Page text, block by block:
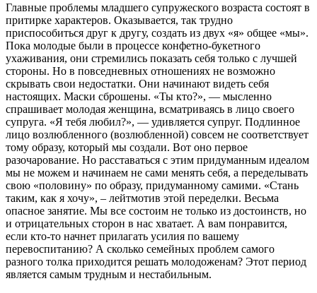
Главные проблемы младшего супружеского возраста состоят в
притирке характеров. Оказывается, так трудно
приспособиться друг к другу, создать из двух «я» общее «мы».
Пока молодые были в процессе конфетно-букетного
ухаживания, они стремились показать себя только с лучшей
стороны. Но в повседневных отношениях не возможно
скрывать свои недостатки. Они начинают видеть себя
настоящих. Маски сброшены. «Ты кто?», — мысленно
спрашивает молодая женщина, всматриваясь в лицо своего
супруга. «Я тебя любил?», — удивляется супруг. Подлинное
лицо возлюбленного (возлюбленной) совсем не соответствует
тому образу, который мы создали. Вот оно первое
разочарование. Но расставаться с этим придуманным идеалом
мы не можем и начинаем не сами менять себя, а переделывать
свою «половину» по образу, придуманному самими. «Стань
таким, как я хочу», – лейтмотив этой переделки. Весьма
опасное занятие. Мы все состоим не только из достоинств, но
и отрицательных сторон в нас хватает. А вам понравится,
если кто-то начнет прилагать усилия по вашему
перевоспитанию? А сколько семейных проблем самого
разного толка приходится решать молодоженам? Этот период
является самым трудным и нестабильным.